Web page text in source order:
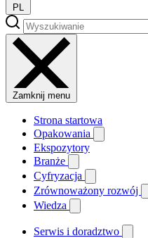
PL
Zamknij menu
Strona startowa
Opakowania
Ekspozytory
Branże
Cyfryzacja
Zrównoważony rozwój
Wiedza
Serwis i doradztwo